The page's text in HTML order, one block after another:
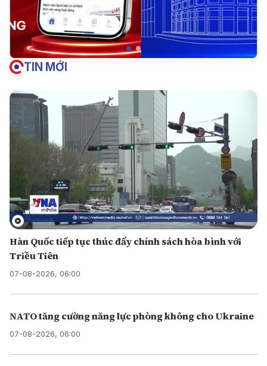
TIN MỚI
Hàn Quốc tiếp tục thúc đẩy chính sách hòa bình với
Triều Tiên
07-08-2026, 06:00
NATO tăng cường năng lực phòng không cho Ukraine
07-08-2026, 06:00